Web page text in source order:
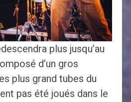
plus jusqu’au
d’un gros
plus grand tubes du
pas été joués dans le